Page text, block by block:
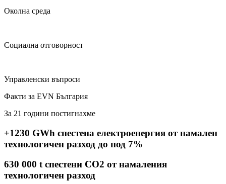
Околна среда
Социална отговорност
Управленски въпроси
Факти за EVN България
За 21 години постигнахме
+1230 GWh спестена електроенергия от намален
технологичен разход до под 7%
630 000 tспестени CO2 от намаления
технологичен разход